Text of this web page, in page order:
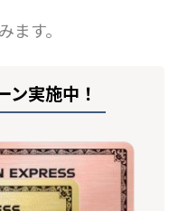
す。
ン実施中！